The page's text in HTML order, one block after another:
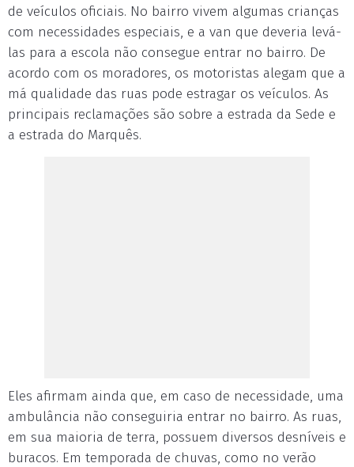
de veículos oficiais. No bairro vivem algumas crianças
com necessidades especiais, e a van que deveria levá-
las para a escola não consegue entrar no bairro. De
acordo com os moradores, os motoristas alegam que a
má qualidade das ruas pode estragar os veículos. As
principais reclamações são sobre a estrada da Sede e
a estrada do Marquês.
Eles afirmam ainda que, em caso de necessidade, uma
ambulância não conseguiria entrar no bairro. As ruas,
em sua maioria de terra, possuem diversos desníveis e
buracos. Em temporada de chuvas, como no verão